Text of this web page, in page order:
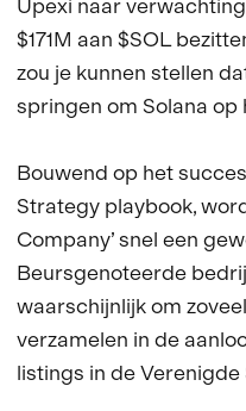
Upexi naar
$171M aan $SOL
zou je kunnen stellen
springen om Solana op
Bouwend op het
Strategy playbook,
Company’ snel een
Beursgenoteerde
waarschijnlijk om
verzamelen in de
listings in de Verenigde